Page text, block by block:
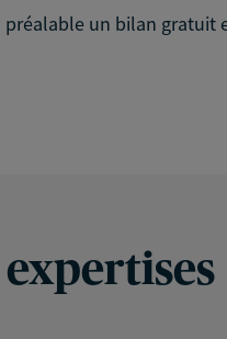
un bilan
expertises